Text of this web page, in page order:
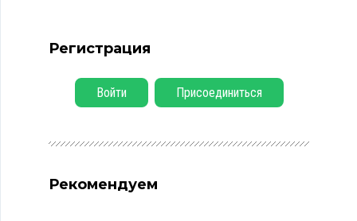
Регистрация
Войти Присоединиться
Рекомендуем